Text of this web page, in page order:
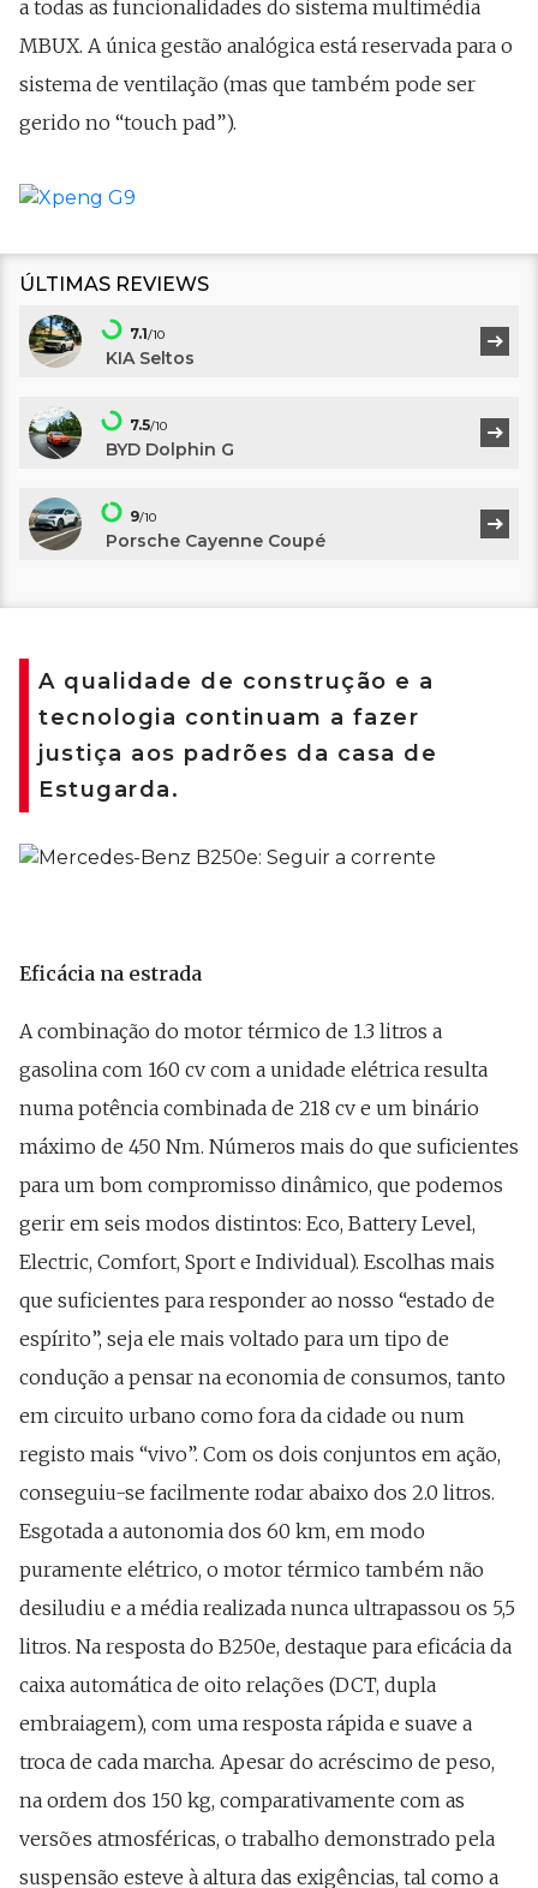
a todas as funcionalidades do sistema multimédia
MBUX. A única gestão analógica está reservada para o
sistema de ventilação (mas que também pode ser
gerido no “touch pad”).
ÚLTIMAS REVIEWS
7.1/10
KIA Seltos
7.5/10
BYD Dolphin G
9/10
Porsche Cayenne Coupé
A qualidade de construção e a
tecnologia continuam a fazer
justiça aos padrões da casa de
Estugarda.
Eficácia na estrada
A combinação do motor térmico de 1.3 litros a
gasolina com 160 cv com a unidade elétrica resulta
numa potência combinada de 218 cv e um binário
máximo de 450 Nm. Números mais do que suficientes
para um bom compromisso dinâmico, que podemos
gerir em seis modos distintos: Eco, Battery Level,
Electric, Comfort, Sport e Individual). Escolhas mais
que suficientes para responder ao nosso “estado de
espírito”, seja ele mais voltado para um tipo de
condução a pensar na economia de consumos, tanto
em circuito urbano como fora da cidade ou num
registo mais “vivo”. Com os dois conjuntos em ação,
conseguiu-se facilmente rodar abaixo dos 2.0 litros.
Esgotada a autonomia dos 60 km, em modo
puramente elétrico, o motor térmico também não
desiludiu e a média realizada nunca ultrapassou os 5,5
litros. Na resposta do B250e, destaque para eficácia da
caixa automática de oito relações (DCT, dupla
embraiagem), com uma resposta rápida e suave a
troca de cada marcha. Apesar do acréscimo de peso,
na ordem dos 150 kg, comparativamente com as
versões atmosféricas, o trabalho demonstrado pela
suspensão esteve à altura das exigências, tal como a